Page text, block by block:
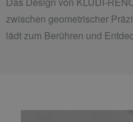
zwischen geometrischer
lädt zum Berühren und